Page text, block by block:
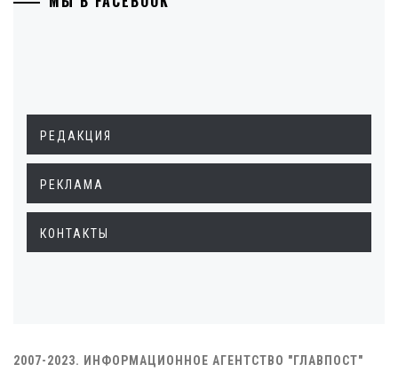
РЕДАКЦИЯ
РЕКЛАМА
КОНТАКТЫ
2007-2023. ИНФОРМАЦИОННОЕ АГЕНТСТВО "ГЛАВПОСТ"